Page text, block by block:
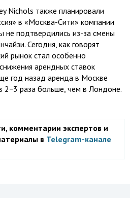
Nichols также планировали
в «Москва-Сити» компании
не подтвердились из-за смены
Сегодня, как говорят
рынок стал особенно
арендных ставок
год назад аренда в Москве
2−3 раза больше, чем в Лондоне.
комментарии экспертов и
в Telegram-канале